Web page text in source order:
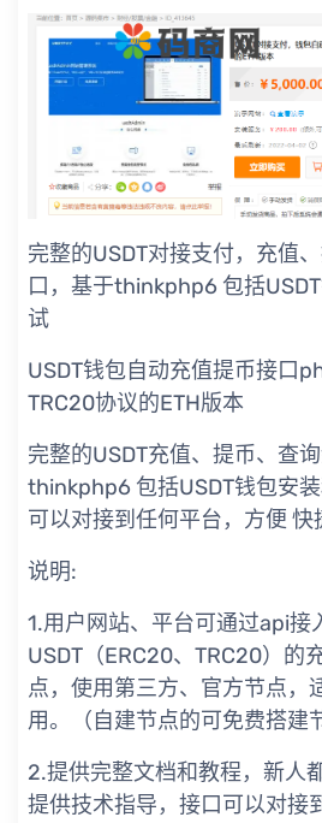
完整的USDT对接支付，充值
口，基于thinkphp6 包括
试
USDT钱包自动充值提币接口
TRC20协议的ETH版本
完整的USDT充值、提币、查
thinkphp6 包括USDT钱包安
可以对接到任何平台，方便 快
说明:
1.用户网站、平台可通过api接
USDT（ERC20、TRC20）的
点，使用第三方、官方节点，
用。（自建节点的可免费搭建
2.提供完整文档和教程，新人
提供技术指导，接口可以对接